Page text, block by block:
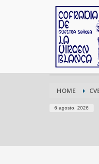
HOME
6 agosto, 2026